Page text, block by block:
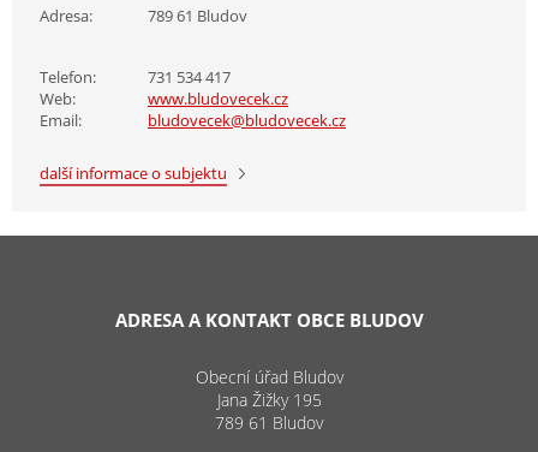
Adresa: 789 61 Bludov
Telefon:
731 534 417
Web:
www.bludovecek.cz
Email:
bludovecek@bludovecek.cz
další informace o subjektu
ADRESA A KONTAKT OBCE BLUDOV
Obecní úřad Bludov
Jana Žižky 195
789 61 Bludov